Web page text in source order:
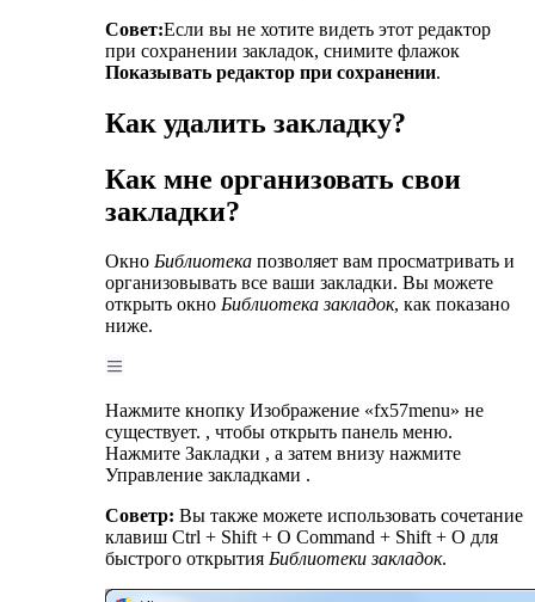
Совет:Если вы не хотите видеть этот редактор
при сохранении закладок, снимите флажок
Показывать редактор при сохранении.
Как удалить закладку?
Как мне организовать свои
закладки?
Окно Библиотека позволяет вам просматривать и
организовывать все ваши закладки. Вы можете
открыть окно Библиотека закладок, как показано
ниже.
Нажмите кнопку Изображение «fx57menu» не
существует. , чтобы открыть панель меню.
Нажмите Закладки , а затем внизу нажмите
Управление закладками .
Советp: Вы также можете использовать сочетание
клавиш Ctrl + Shift + O Command + Shift + O для
быстрого открытия Библиотеки закладок.